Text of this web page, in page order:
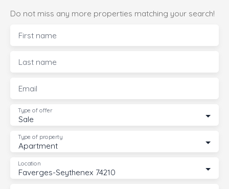
Do not miss any more properties matching your search!
First name
Last name
Email
Sale
Type of offer
Apartment
Type of property
Faverges-Seythenex 74210
Location